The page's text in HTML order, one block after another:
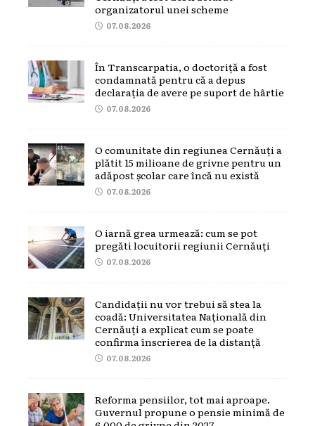
organizatorul unei scheme
07.08.2026
În Transcarpatia, o doctoriță a fost
condamnată pentru că a depus
declarația de avere pe suport de hârtie
07.08.2026
O comunitate din regiunea Cernăuți a
plătit 15 milioane de grivne pentru un
adăpost școlar care încă nu există
07.08.2026
O iarnă grea urmează: cum se pot
pregăti locuitorii regiunii Cernăuți
07.08.2026
Candidații nu vor trebui să stea la
coadă: Universitatea Națională din
Cernăuți a explicat cum se poate
confirma înscrierea de la distanță
07.08.2026
Reforma pensiilor, tot mai aproape.
Guvernul propune o pensie minimă de